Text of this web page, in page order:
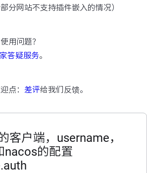
部分网站不支持插件嵌入的情况）
用问题？
答疑服务。
点： 差评给我们反馈。
客户端，username，
nacos的配置